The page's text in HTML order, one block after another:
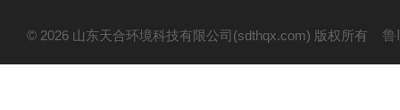
© 2026 山东天合环境科技有限公司(sdthqx.com) 版权所有 鲁